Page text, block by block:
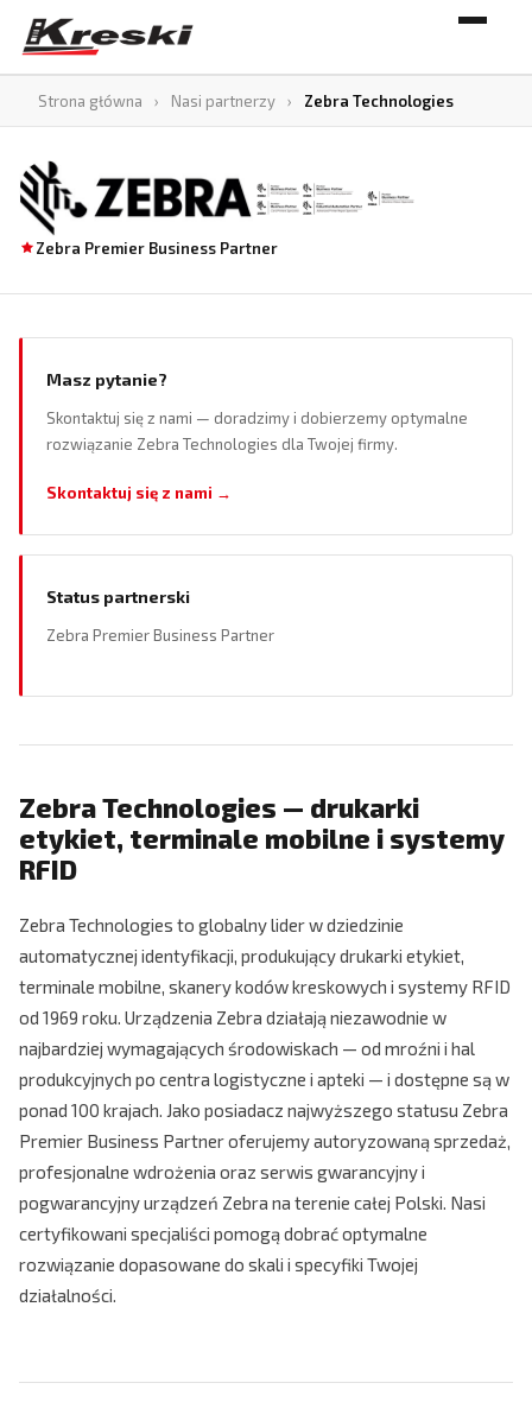
Strona główna › Nasi partnerzy › Zebra Technologies
Zebra Premier Business Partner
Zebra Technologies — drukarki
etykiet, terminale mobilne i systemy
RFID
Zebra Technologies to globalny lider w dziedzinie
automatycznej identyfikacji, produkujący drukarki etykiet,
terminale mobilne, skanery kodów kreskowych i systemy RFID
od 1969 roku. Urządzenia Zebra działają niezawodnie w
najbardziej wymagających środowiskach — od mroźni i hal
produkcyjnych po centra logistyczne i apteki — i dostępne są w
ponad 100 krajach. Jako posiadacz najwyższego statusu Zebra
Premier Business Partner oferujemy autoryzowaną sprzedaż,
profesjonalne wdrożenia oraz serwis gwarancyjny i
pogwarancyjny urządzeń Zebra na terenie całej Polski. Nasi
certyfikowani specjaliści pomogą dobrać optymalne
rozwiązanie dopasowane do skali i specyfiki Twojej
działalności.
Masz pytanie?
Skontaktuj się z nami — doradzimy i dobierzemy optymalne
rozwiązanie Zebra Technologies dla Twojej firmy.
Skontaktuj się z nami →
Status partnerski
Zebra Premier Business Partner